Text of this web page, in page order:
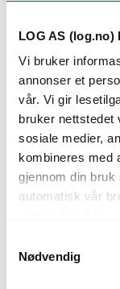
LOG AS (log.no)
Vi bruker
annonser et
vår. Vi gir
bruker nettstedet
sosiale medier,
kombineres med
gjennom din bruk
automatisk vår
Nødvendig
TRILLEBÅR
PFG SVART
Varenr: 648623
Laget med lett